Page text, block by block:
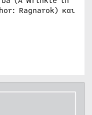
Ragnarok) και